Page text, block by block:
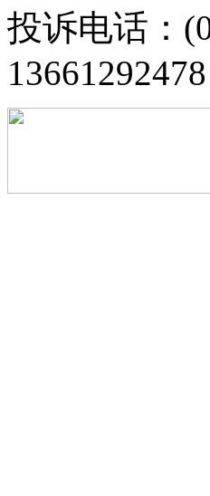
投诉电话：
13661292478